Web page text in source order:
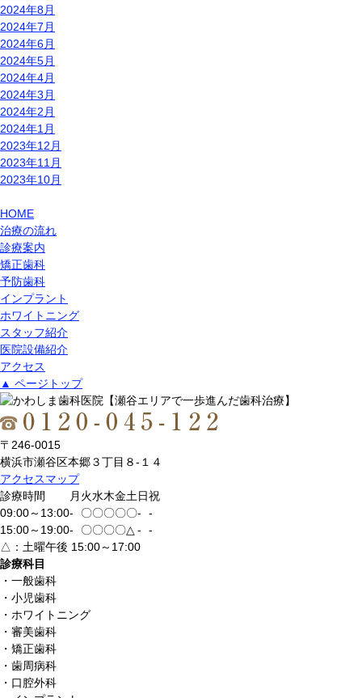
2024年8月
2024年7月
2024年6月
2024年5月
2024年4月
2024年3月
2024年2月
2024年1月
2023年12月
2023年11月
2023年10月
HOME
治療の流れ
診療案内
矯正歯科
予防歯科
インプラント
ホワイトニング
スタッフ紹介
医院設備紹介
アクセス
▲ ページトップ
〒246-0015
横浜市瀬谷区本郷３丁目８-１４
アクセスマップ
診療時間
月 火水木金土日祝
09:00～13:00- 〇〇〇〇〇-
-
15:00～19:00- 〇〇〇〇△ -
-
△：土曜午後 15:00～17:00
診療科目
・一般歯科
・小児歯科
・ホワイトニング
・審美歯科
・矯正歯科
・歯周病科
・口腔外科